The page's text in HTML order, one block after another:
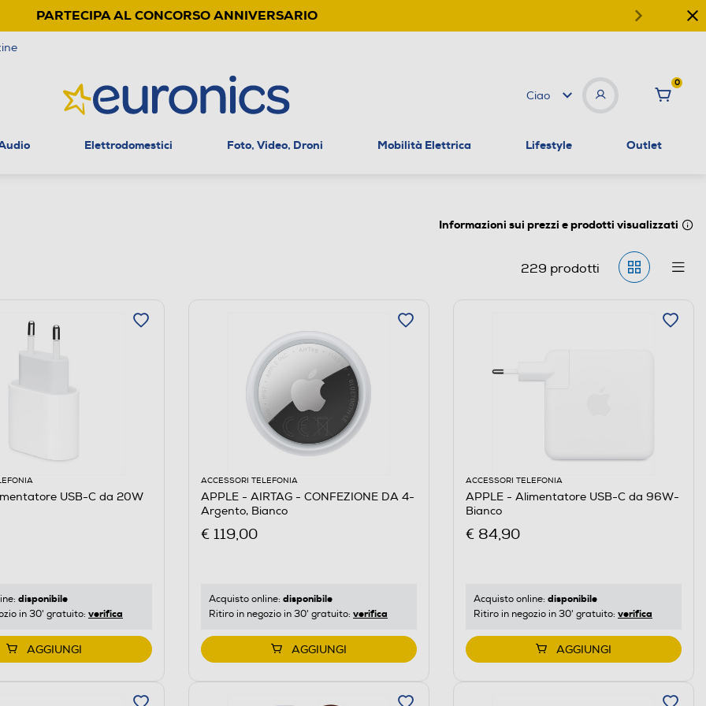
PARTECIPA AL CONCORSO ANNIVERSARIO
Ciao
0
Elettrodomestici Foto, Video, Droni Mobilità Elettrica Lifestyle Outlet
Informazioni sui prezzi e prodotti visualizzati
229 prodotti
USB-C da 20W
disponibile
in 30' gratuito: verifica
AGGIUNGI
ACCESSORI TELEFONIA
APPLE - AIRTAG - CONFEZIONE DA 4-
Argento, Bianco
€ 119,00
Acquisto online: disponibile
Ritiro in negozio in 30' gratuito: verifica
AGGIUNGI
ACCESSORI TELEFONIA
APPLE - Alimentatore USB-C da 96W-
Bianco
€ 84,90
Acquisto online: disponibile
Ritiro in negozio in 30' gratuito: verifica
AGGIUNGI